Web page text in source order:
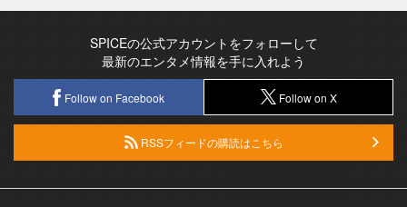
SPICEの公式アカウントをフォローして
最新のエンタメ情報を手に入れよう
Follow on Facebook Follow on X
RSSフィードの購読はこちら